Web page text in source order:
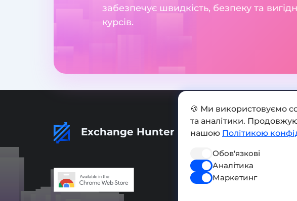
забезпечує швидкість, безпеку та
курсів.
Exchange Hunter
🍪 Ми використовуємо
та аналітики.
нашою Політикою
Обов'язкові
Аналітика
Маркетинг